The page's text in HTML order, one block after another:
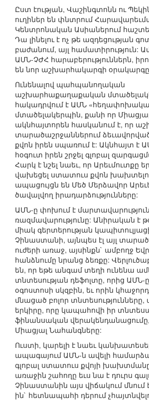
Ըստ էության, Վաշինգտոնն ու
ուղիներ են փնտրում
Կենտրոնական Ասիաներում
Դա լինելու է ոչ թե ազդեցության
բաժանում, այլ համատիրություն:
ԱՄՆ-ՉԺՀ հարաբերություններն,
են նոր աշխարհակարգի
Ունենալով պահպանողական
աշխարհաքաղաքական
հակադրվում է ԱՄՆ
մտածելակերպին, քանի որ
ակնհայտորեն հասկանում է, որ
տարածաշրջաններում
քվոն իրեն սպառում է: Ակնհայտ է
հօգուտ իրեն շրջել գլոբալ
Հարկ է նշել նաեւ, որ Արեւմուտքը
վախեցել ստատուս քվոն
ապացույցն են Մեծ Մերձավոր
ծավալվող իրադարձությունները:
ԱՄՆ-ը փոխում է
ռազմավարությունը: Անիրական է
միակ գերտերության
Չինաստանի, այնպես էլ այլ
ուժերի առաջ, այսինքն` ամբողջ
հանձնումը նրանց ձեռքը:
են, որ եթե անգամ տեղի ունենա
տնտեսության դեֆոլտը, որից
օգոստոսի սկզբին, եւ որին
մնացած բոլոր
երկիրը, որը կապահովի իր
ֆինանսական վերակենդանացումը,
Միացյալ Նահանգները:
Ուստի, կարելի է նաեւ
ապագայում ԱՄՆ-ն ավելի
գլոբալ ստատուս քվոյի
առաջին շահողը եւս նա է դուրս
Չինաստանին այս վիճակում մնում
ին` հետնապահի դերում